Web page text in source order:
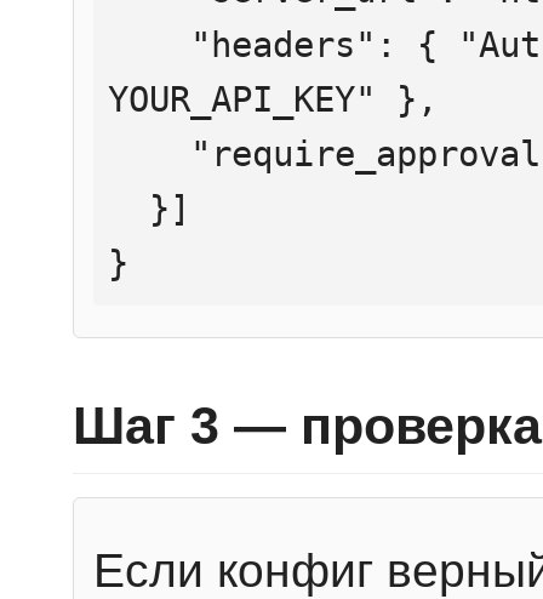
YOUR_API_KEY" },
}
Шаг 3 — проверка
Если конфиг